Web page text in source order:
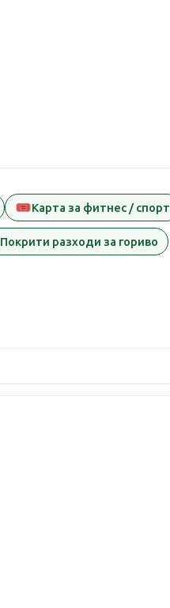
🎟️Карта за фитнес / спорт
Покрити разходи за гориво